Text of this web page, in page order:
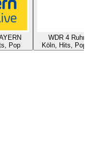
Pop
WDR 4
Köln, Hits,